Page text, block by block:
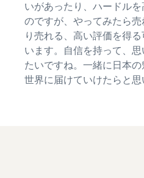
いがあったり、ハードル
のですが、やってみたら
り売れる、高い評価を得
います。自信を持って、
たいですね。一緒に日本
世界に届けていけたらと思